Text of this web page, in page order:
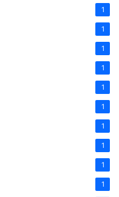
1
1
1
1
1
1
1
1
1
1